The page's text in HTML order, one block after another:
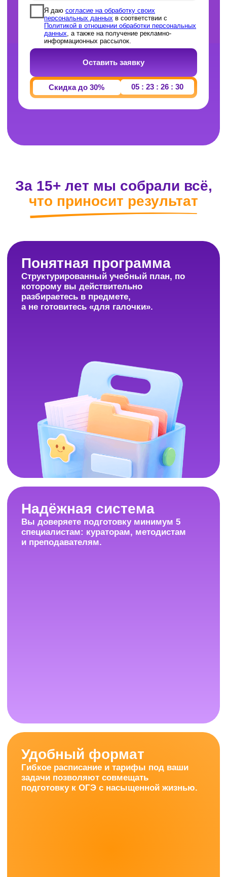
За 15+ лет мы собрали всё,
что приносит результат
Понятная программа
Структурированный учебный план, по
которому вы действительно
разбираетесь в предмете,
а не готовитесь «для галочки».
Вы доверяете подготовку минимум 5
и преподавателям.
Удобный формат
Гибкое расписание и тарифы под ваши
задачи позволяют совмещать
подготовку к ОГЭ с насыщенной жизнью.